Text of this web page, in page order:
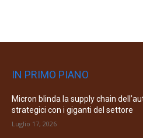
IN PRIMO PIANO
Micron blinda la supply chain
strategici con i giganti del settore
Luglio 17, 2026